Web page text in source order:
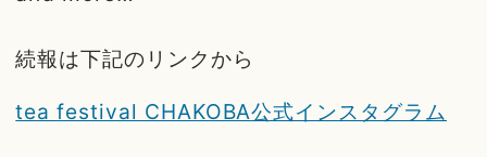
続報は下記のリンクから
tea festival CHAKOBA公式インスタグラム